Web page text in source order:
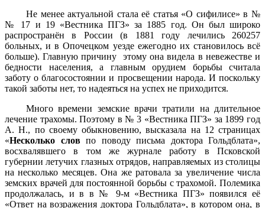
Не менее актуальной стала её статья «О сифилисе» в №
№ 17 и 19 «Вестника ПГЗ» за 1885 год. Он был широко
распространён в России (в 1881 году лечились 260257
больных, и в Опочецком уезде ежегодно их становилось всё
больше). Главную причину этому она видела в невежестве и
бедности населения, а главным орудием борьбы считала
заботу о благосостоянии и просвещении народа. И поскольку
такой заботы нет, то надеяться на успех не приходится.
Много времени земские врачи тратили на длительное
лечение трахомы. Поэтому в № 3 «Вестника ПГЗ» за 1899 год
А. Н., по своему обыкновению, высказала на 12 страницах
«Несколько словпо поводу письма доктора Гольдблата»,
восхвалявшего в том же журнале работу в Псковской
губернии летучих глазных отрядов, направляемых из столицы
на несколько месяцев. Она же ратовала за увеличение числа
земских врачей для постоянной борьбы с трахомой. Полемика
продолжалась, и в в № 9-м «Вестника ПГЗ» появился её
«Ответ на возражения доктора Гольдблата», в котором она, в